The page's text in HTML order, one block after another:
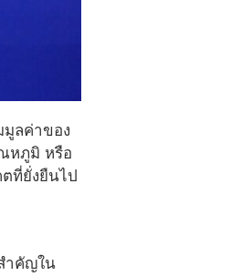
มูลค่าของ
หภูมิ หรือ
ที่ยั่งยืนไป
ำคัญใน